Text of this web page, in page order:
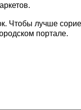
Чтобы лучше
портале.